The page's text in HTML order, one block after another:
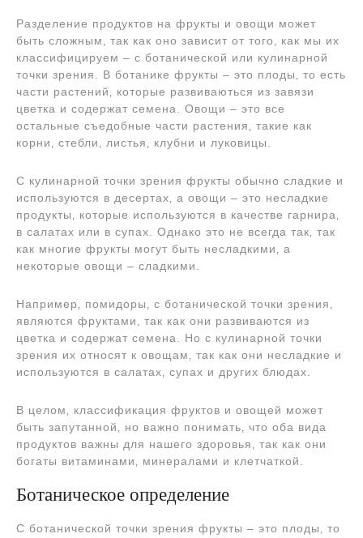
Разделение продуктов на фрукты и овощи может
быть сложным‚ так как оно зависит от того‚ как мы их
классифицируем – с ботанической или кулинарной
точки зрения. В ботанике фрукты – это плоды‚ то есть
части растений‚ которые развиваються из завязи
цветка и содержат семена. Овощи – это все
остальные съедобные части растения‚ такие как
корни‚ стебли‚ листья‚ клубни и луковицы.
С кулинарной точки зрения фрукты обычно сладкие и
используются в десертах‚ а овощи – это несладкие
продукты‚ которые используются в качестве гарнира‚
в салатах или в супах. Однако это не всегда так‚ так
как многие фрукты могут быть несладкими‚ а
некоторые овощи – сладкими.
Например‚ помидоры‚ с ботанической точки зрения‚
являются фруктами‚ так как они развиваются из
цветка и содержат семена. Но с кулинарной точки
зрения их относят к овощам‚ так как они несладкие и
используются в салатах‚ супах и других блюдах.
В целом‚ классификация фруктов и овощей может
быть запутанной‚ но важно понимать‚ что оба вида
продуктов важны для нашего здоровья‚ так как они
богаты витаминами‚ минералами и клетчаткой.
Ботаническое определение
С ботанической точки зрения фрукты – это плоды‚ то